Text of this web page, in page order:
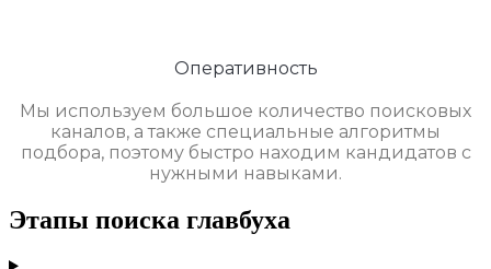
Оперативность
Мы используем большое количество поисковых
каналов, а также специальные алгоритмы
подбора, поэтому быстро находим кандидатов с
нужными навыками.
Этапы поиска главбуха